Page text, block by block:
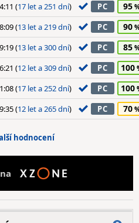
(17 let a 251 dní) PC 95
(13 let a 219 dní) PC 90
(13 let a 300 dní) PC 85
(12 let a 309 dní) PC 100
(17 let a 252 dní) PC 100
(12 let a 265 dní) PC 70
hodnocení